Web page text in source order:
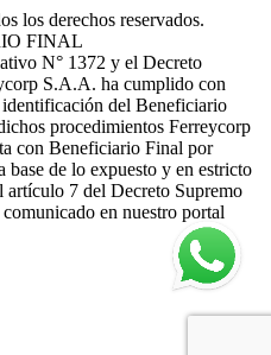
los derechos reservados.
FINAL
N° 1372 y el Decreto
S.A.A. ha cumplido con
del Beneficiario
procedimientos Ferreycorp
con Beneficiario Final por
de lo expuesto y en estricto
7 del Decreto Supremo
en nuestro portal